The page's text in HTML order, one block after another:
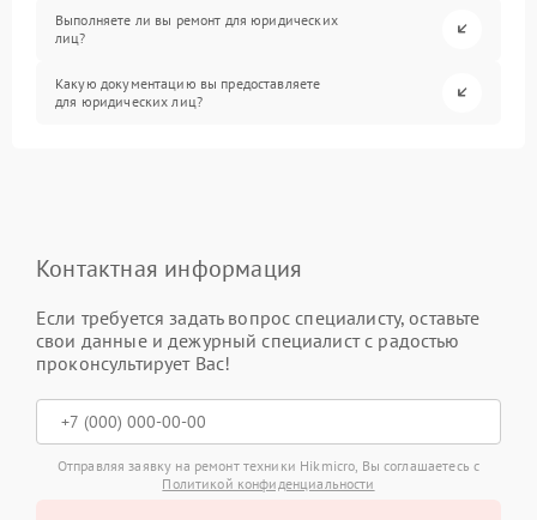
Выполняете ли вы ремонт для юридических
лиц?
Какую документацию вы предоставляете
для юридических лиц?
Контактная информация
Если требуется задать вопрос специалисту, оставьте
свои данные и дежурный специалист с радостью
проконсультирует Вас!
Отправляя заявку на ремонт техники Hikmicro, Вы соглашаетесь с
Политикой конфиденциальности